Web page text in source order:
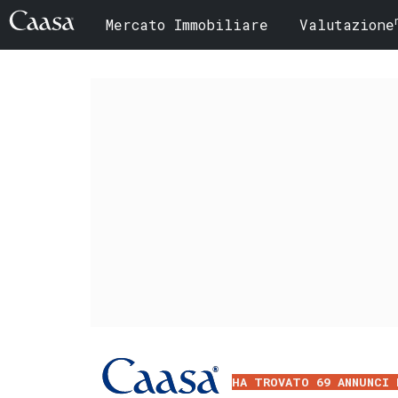
Mercato Immobiliare Valutazione
HA TROVATO 69 ANNUNCI